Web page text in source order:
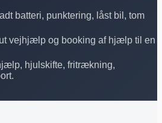
batteri, punktering, låst bil, tom
vejhjælp og booking af hjælp til en
hjulskifte, fritrækning,